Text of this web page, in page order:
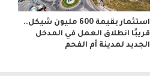
استثمار بقيمة 600 مليون شيكل..
قريبًا انطلاق العمل في المدخل
الجديد لمدينة أم الفحم